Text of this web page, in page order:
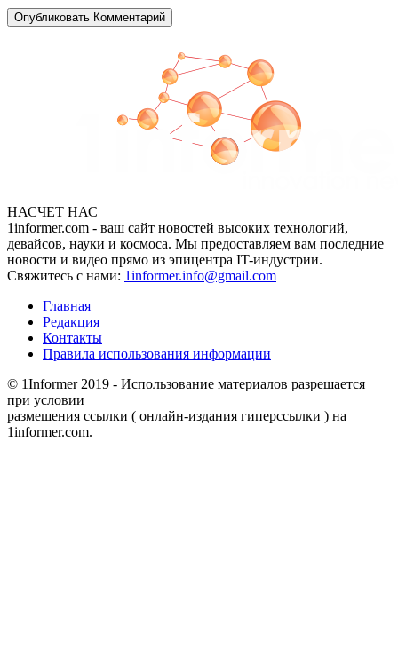
НАСЧЕТ НАС
1informer.com - ваш сайт новостей высоких технологий,
девайсов, науки и космоса. Мы предоставляем вам последние
новости и видео прямо из эпицентра IT-индустрии.
Свяжитесь с нами: 1informer.info@gmail.com
Главная
Редакция
Контакты
Правила использования информации
© 1Informer 2019 - Использование материалов разрешается
при условии
размешения ссылки ( онлайн-издания гиперссылки ) на
1informer.com.